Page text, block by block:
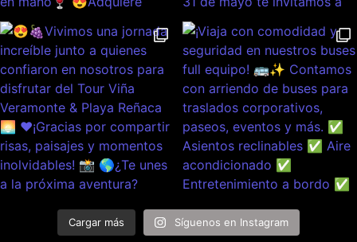
Cargar más Síguenos en Instagram